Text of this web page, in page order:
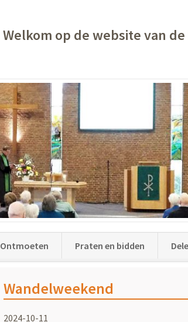
Welkom op de website van
Ontmoeten Praten en bidden
Wandelweekend
2024-10-11